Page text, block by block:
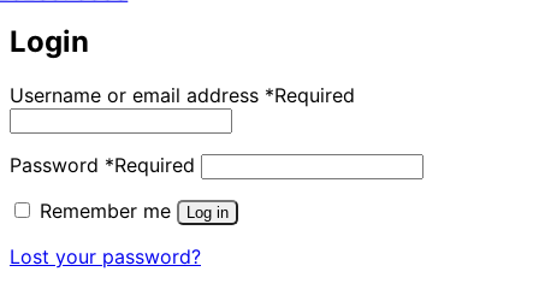
Login
Username or email address *Required
Password *Required
Remember me
Log in
Lost your password?